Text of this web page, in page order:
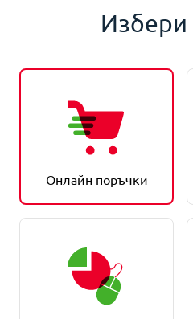
Избери
Онлайн поръчки